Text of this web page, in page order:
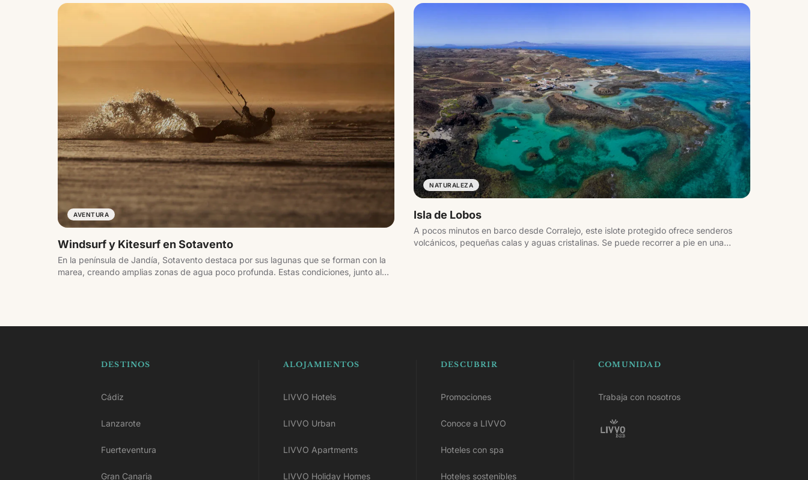
AVENTURA
Windsurf y Kitesurf en Sotavento
En la península de Jandía, Sotavento destaca por sus lagunas que se forman con la
marea, creando amplias zonas de agua poco profunda. Estas condiciones, junto al
NATURALEZA
Isla de Lobos
A pocos minutos en barco desde Corralejo, este islote protegido ofrece senderos
volcánicos, pequeñas calas y aguas cristalinas. Se puede recorrer a pie en una
DESTINOS
Cádiz
Lanzarote
Fuerteventura
Gran Canaria
ALOJAMIENTOS
LIVVO Hotels
LIVVO Urban
LIVVO Apartments
LIVVO Holiday Homes
DESCUBRIR
Promociones
Conoce a LIVVO
Hoteles con spa
Hoteles sostenibles
COMUNIDAD
Trabaja con nosotros